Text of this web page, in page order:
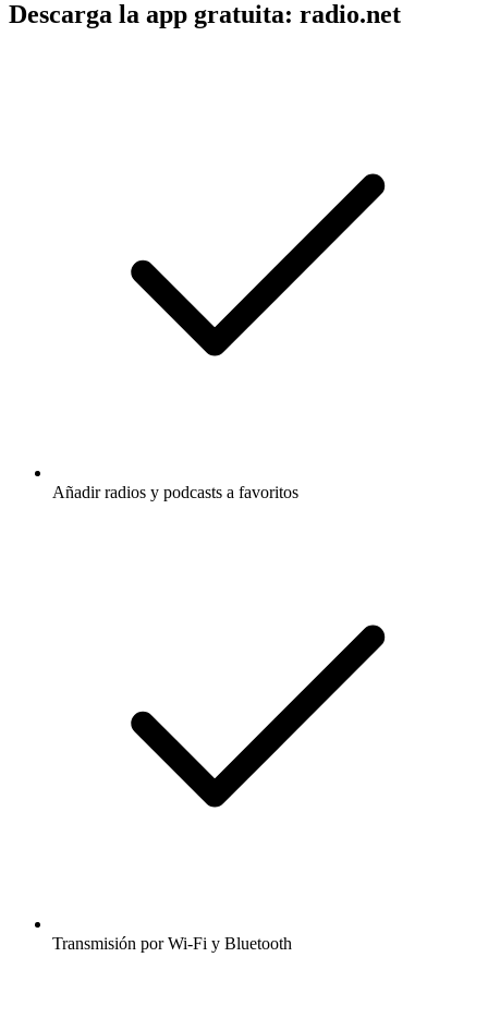
Descarga la app gratuita: radio.net
Añadir radios y podcasts a favoritos
Transmisión por Wi-Fi y Bluetooth